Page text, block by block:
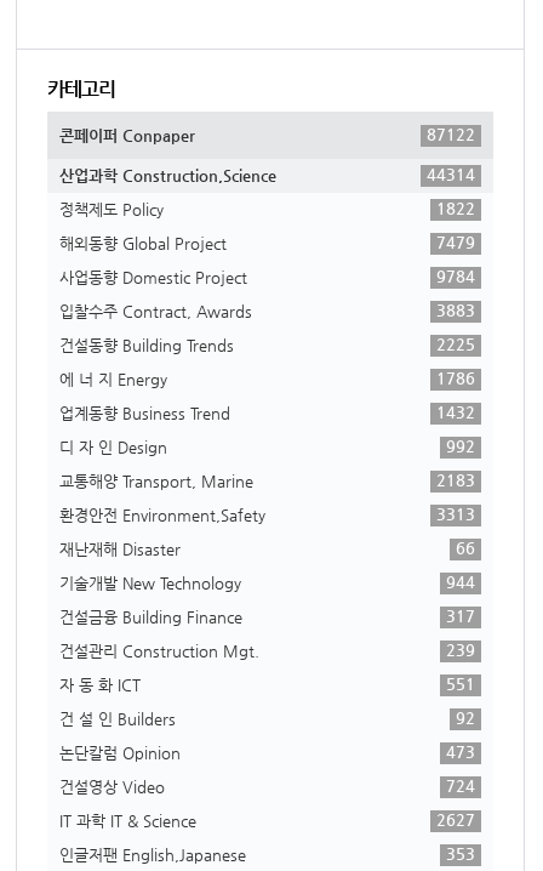
카테고리
콘페이퍼 Conpaper 87122
산업과학 Construction,Science
44314
정책제도 Policy
1822
해외동향 Global Project
7479
사업동향 Domestic Project
9784
입찰수주 Contract, Awards
3883
건설동향 Building Trends
2225
에 너 지 Energy
1786
업계동향 Business Trend
1432
디 자 인 Design
992
교통해양 Transport, Marine
2183
환경안전 Environment,Safety
3313
재난재해 Disaster
66
기술개발 New Technology
944
건설금융 Building Finance
317
건설관리 Construction Mgt.
239
자 동 화 ICT
551
건 설 인 Builders
92
논단칼럼 Opinion
473
건설영상 Video
724
IT 과학 IT & Science
2627
인글저팬 English,Japanese
353